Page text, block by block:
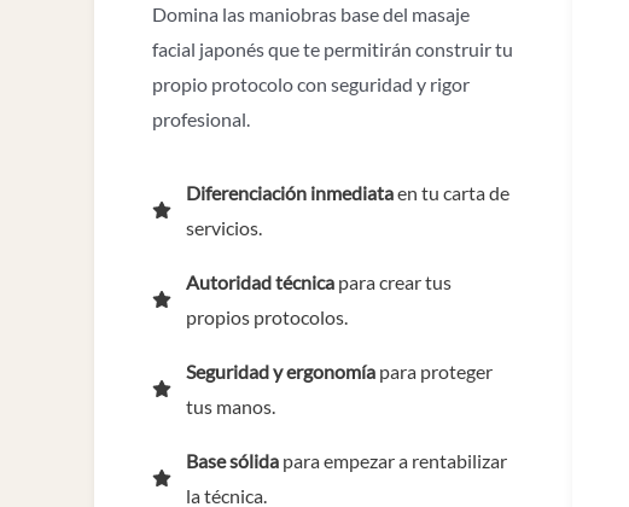
Domina las maniobras base del masaje
facial japonés que te permitirán construir tu
propio protocolo con seguridad y rigor
profesional.
Diferenciación inmediataen tu carta de
servicios.
Autoridad técnica para crear tus
propios protocolos.
Seguridad y ergonomía para proteger
tus manos.
Base sólida para empezar a rentabilizar
la técnica.